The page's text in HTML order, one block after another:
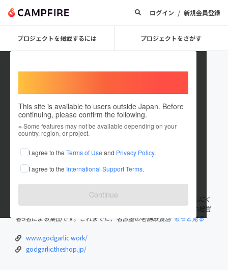
ログイン / 新規会員登録
プロジェクトを掲載するには プロジェクトをさがす
This site is available to users outside Japan. Before
continuing, please confirm the following.
※ Some features may not be available depending on your
country, region, or project.
I agree to the Terms of Use and Privacy Policy.
I agree to the International Support Terms.
Continue
godgarlic
これまでに1回支援して2件のプロジェクトを投稿しています
在住国：日本 現在地：愛知県
出身国：日本 出身地：愛知県
『明日の事は気にするな』という志のもと、単ににんにく及びにんにく
料理を世に広めるだけでなく、にんにく文化を創造する、名古屋の経営
者5名による集団です。これまでに、名古屋の老舗飲食店 もっと見る
www.godgarlic.work/
godgarlic.theshop.jp/